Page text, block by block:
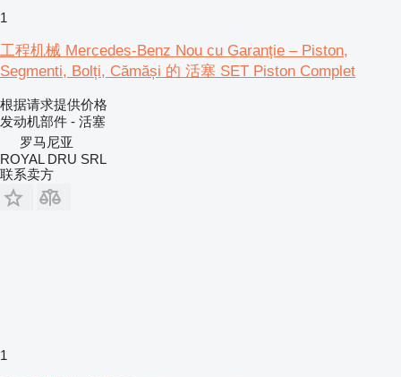
1
工程机械 Mercedes-Benz Nou cu Garanție – Piston,
Segmenti, Bolți, Cămăși 的 活塞 SET Piston Complet
根据请求提供价格
发动机部件 - 活塞
罗马尼亚
ROYAL DRU SRL
联系卖方
1